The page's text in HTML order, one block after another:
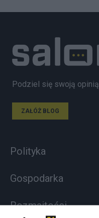
Podziel się swoją opinią
ZAŁÓŻ BLOG
Polityka
Gospodarka
Rozmaitości